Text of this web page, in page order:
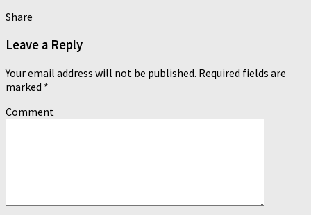
Share
Leave a Reply
Your email address will not be published. Required fields are
marked *
Comment